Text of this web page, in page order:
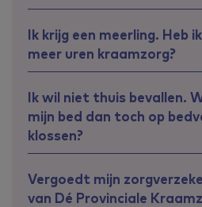
Ik krijg een meerling. Heb
meer uren kraamzorg?
Ik wil niet thuis bevallen.
mijn bed dan toch op
klossen?
Vergoedt mijn
van Dé Provinciale